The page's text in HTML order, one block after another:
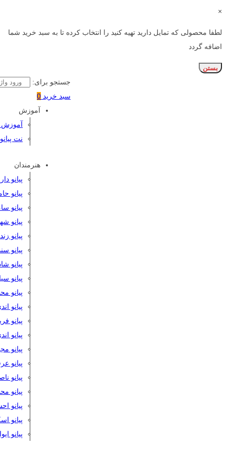
×
لطفا محصولی که تمایل دارید تهیه کنید را انتخاب کرده تا به سبد خرید شما
اضافه گردد
بستن
جستجو برای:
سبد خرید 0
آموزش
آموزش
نت پیانو
هنرمندان
پیانو
پیانو
پیانو
پیانو
پیانو
پیانو
پیانو
پیانو
پیانو
پیانو
پیانو
پیانو
پیانو
پیانو
پیانو
پیانو
پیانو
پیانو
پیانو